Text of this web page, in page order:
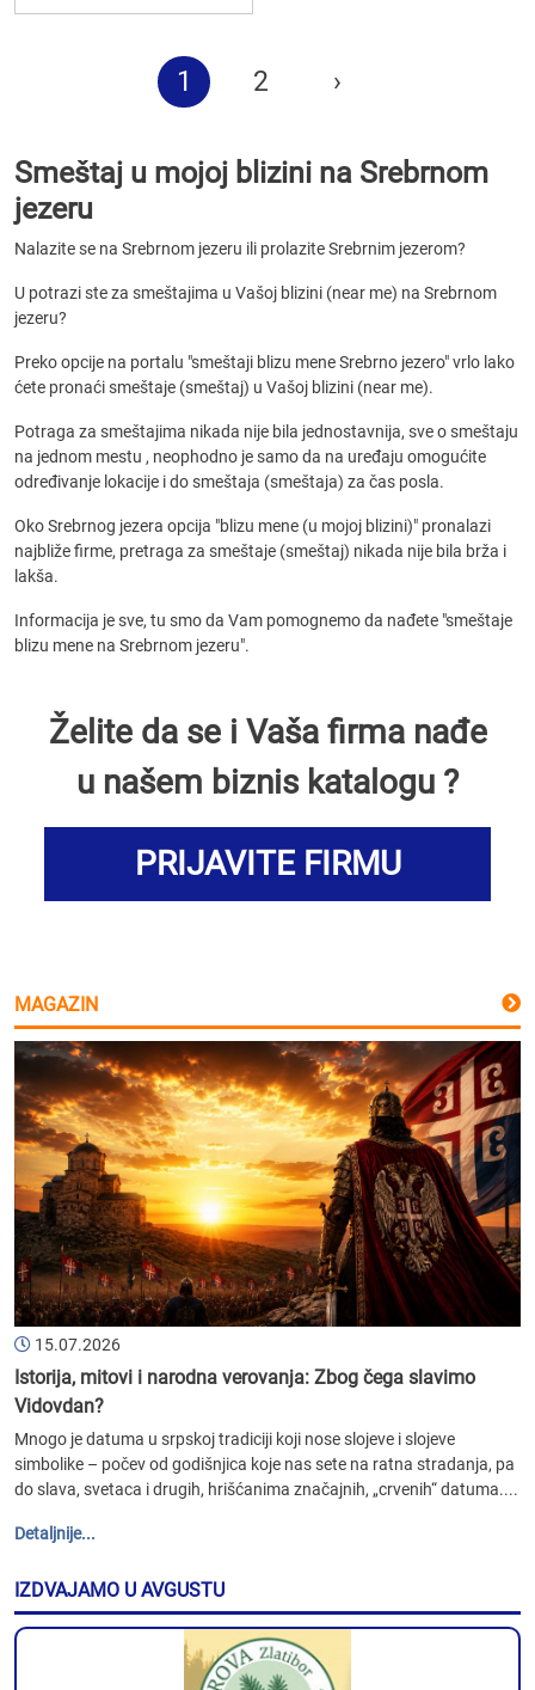
1 2 ›
Smeštaj u mojoj blizini na Srebrnom
jezeru
Nalazite se na Srebrnom jezeru ili prolazite Srebrnim jezerom?
U potrazi ste za smeštajima u Vašoj blizini (near me) na Srebrnom
jezeru?
Preko opcije na portalu "smeštaji blizu mene Srebrno jezero" vrlo lako
ćete pronaći smeštaje (smeštaj) u Vašoj blizini (near me).
Potraga za smeštajima nikada nije bila jednostavnija, sve o smeštaju
na jednom mestu , neophodno je samo da na uređaju omogućite
određivanje lokacije i do smeštaja (smeštaja) za čas posla.
Oko Srebrnog jezera opcija "blizu mene (u mojoj blizini)" pronalazi
najbliže firme, pretraga za smeštaje (smeštaj) nikada nije bila brža i
lakša.
Informacija je sve, tu smo da Vam pomognemo da nađete "smeštaje
blizu mene na Srebrnom jezeru".
Želite da se i Vaša firma nađe
u našem biznis katalogu ?
PRIJAVITE FIRMU
MAGAZIN
15.07.2026
Istorija, mitovi i narodna verovanja: Zbog čega slavimo
Vidovdan?
Mnogo je datuma u srpskoj tradiciji koji nose slojeve i slojeve
simbolike – počev od godišnjica koje nas sete na ratna stradanja, pa
do slava, svetaca i drugih, hrišćanima značajnih, „crvenih“ datuma....
Detaljnije...
IZDVAJAMO U AVGUSTU